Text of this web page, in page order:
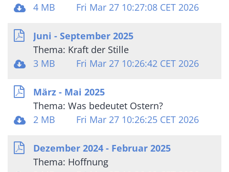
4 MB
Fri Mar 27 10:27:08 CET 2026
Juni - September 2025
Thema: Kraft der Stille
3 MB
Fri Mar 27 10:26:42 CET 2026
März - Mai 2025
Thema: Was bedeutet Ostern?
2 MB
Fri Mar 27 10:26:25 CET 2026
Dezember 2024 - Februar 2025
Thema: Hoffnung